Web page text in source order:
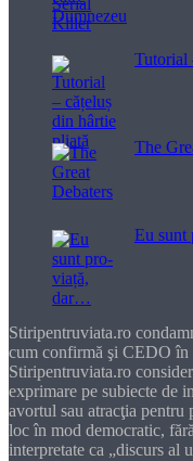
Tutorial
The
Eu sunt
Stiripentruviata.ro
cum confirmă şi CEDO
Stiripentruviata.ro
exprimare pe subiecte de
avortul sau atracţia pentru
loc în mod democratic,
interpretate ca „discurs al